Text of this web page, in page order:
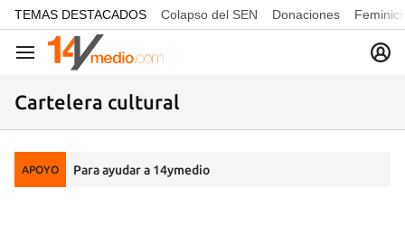
common.go-to-content
TEMAS DESTACADOS Colapso del SEN Donaciones
Navegación
Cartelera cultural
APOYO Para ayudar a 14ymedio